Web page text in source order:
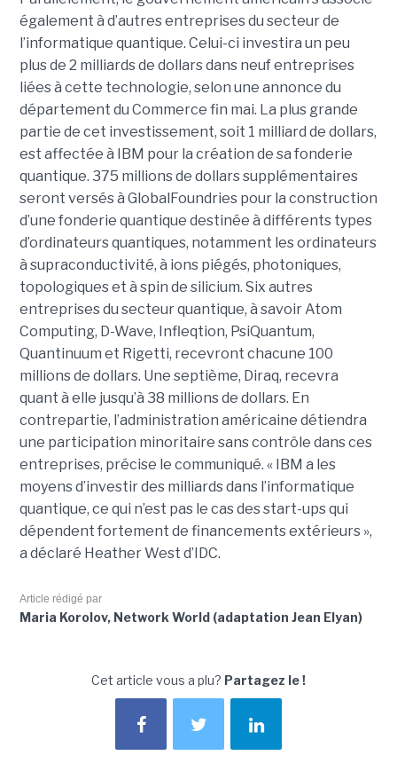
également à d’autres entreprises du secteur de
l’informatique quantique. Celui-ci investira un peu
plus de 2 milliards de dollars dans neuf entreprises
liées à cette technologie, selon une annonce du
département du Commerce fin mai. La plus grande
partie de cet investissement, soit 1 milliard de dollars,
est affectée à IBM pour la création de sa fonderie
quantique. 375 millions de dollars supplémentaires
seront versés à GlobalFoundries pour la construction
d’une fonderie quantique destinée à différents types
d’ordinateurs quantiques, notamment les ordinateurs
à supraconductivité, à ions piégés, photoniques,
topologiques et à spin de silicium. Six autres
entreprises du secteur quantique, à savoir Atom
Computing, D-Wave, Infleqtion, PsiQuantum,
Quantinuum et Rigetti, recevront chacune 100
millions de dollars. Une septième, Diraq, recevra
quant à elle jusqu’à 38 millions de dollars. En
contrepartie, l’administration américaine détiendra
une participation minoritaire sans contrôle dans ces
entreprises, précise le communiqué. « IBM a les
moyens d’investir des milliards dans l’informatique
quantique, ce qui n’est pas le cas des start-ups qui
dépendent fortement de financements extérieurs »,
a déclaré Heather West d’IDC.
Article rédigé par
Maria Korolov, Network World (adaptation Jean Elyan)
Cet article vous a plu? Partagez le !